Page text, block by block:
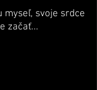
myseľ, svoje srdce
začať...